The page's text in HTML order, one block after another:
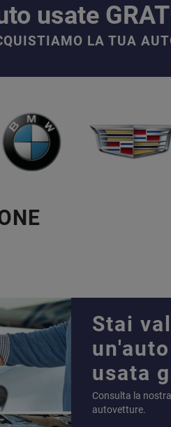
usate
LA TUA
Stai
usata
Consulta la
autovetture.